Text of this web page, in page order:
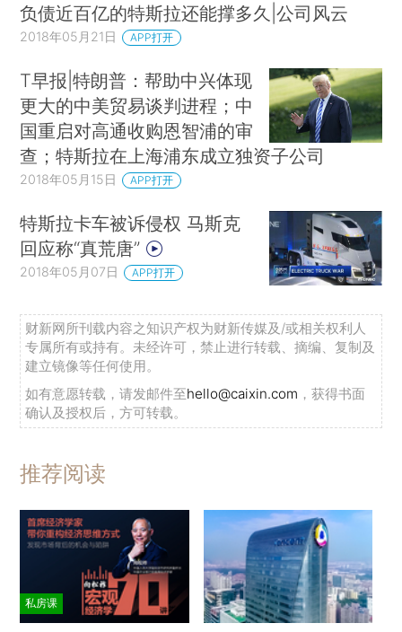
负债近百亿的特斯拉还能撑多久|公司风云
2018年05月21日 APP打开
T早报|特朗普：帮助中兴体现
更大的中美贸易谈判进程；中
国重启对高通收购恩智浦的审
查；特斯拉在上海浦东成立独资子公司
2018年05月15日 APP打开
特斯拉卡车被诉侵权 马斯克
回应称“真荒唐”
2018年05月07日 APP打开
财新网所刊载内容之知识产权为财新传媒及/或相关权利人
专属所有或持有。未经许可，禁止进行转载、摘编、复制及
建立镜像等任何使用。
如有意愿转载，请发邮件至hello@caixin.com ，获得书面
确认及授权后，方可转载。
推荐阅读
私房课